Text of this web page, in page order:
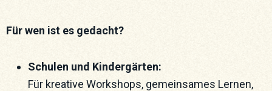
Für wen ist es gedacht?
Schulen und Kindergärten:
Für kreative Workshops, gemeinsames Lernen,